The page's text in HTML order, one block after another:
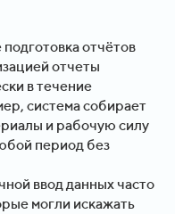
отчётов
отчеты
в течение
система собирает
и рабочую силу
период без
ввод данных часто
могли искажать